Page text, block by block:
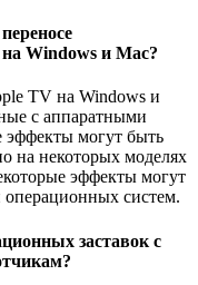
Windows и Mac?
TV на Windows и
с аппаратными
эффекты могут быть
на некоторых моделях
эффекты могут
операционных систем.
заставок с